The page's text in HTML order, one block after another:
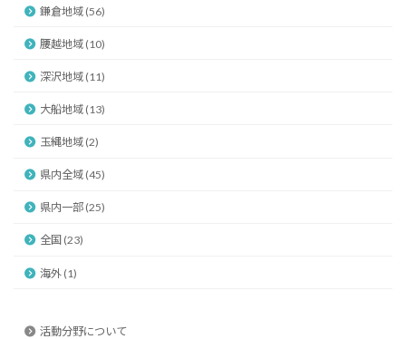
鎌倉地域 (56)
腰越地域 (10)
深沢地域 (11)
大船地域 (13)
玉縄地域 (2)
県内全域 (45)
県内一部 (25)
全国 (23)
海外 (1)
活動分野について